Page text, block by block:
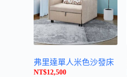
弗里達單人米色沙發床
NT$12,500